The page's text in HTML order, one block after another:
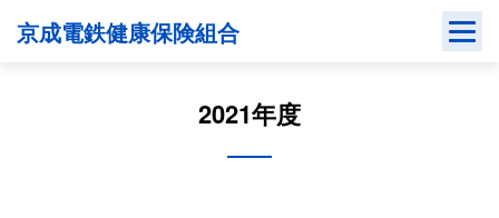
京成電鉄健康保険組合
2021年度